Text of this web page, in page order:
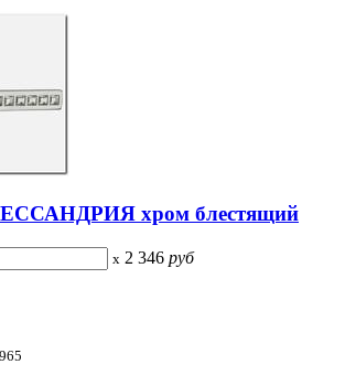
хром блестящий
x 2 346 руб